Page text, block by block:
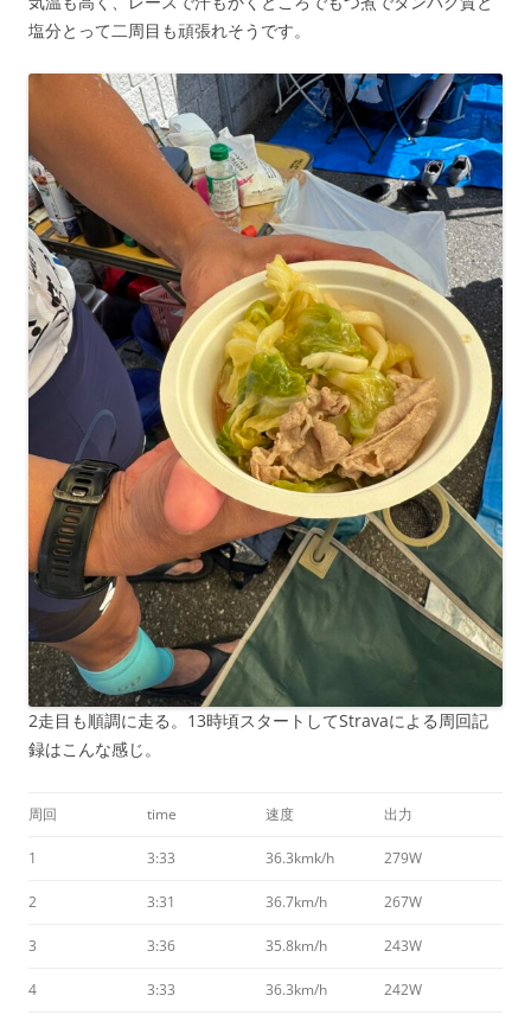
塩分とって二周目も頑張れそうです。
2走目も順調に走る。13時頃スタートしてStravaによる周回記
録はこんな感じ。
周回 time 速度 出力
1 3:33 36.3kmk/h 279W
2 3:31 36.7km/h 267W
3 3:36 35.8km/h 243W
4 3:33 36.3km/h 242W